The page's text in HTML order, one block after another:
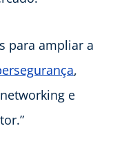
para ampliar a
,
e